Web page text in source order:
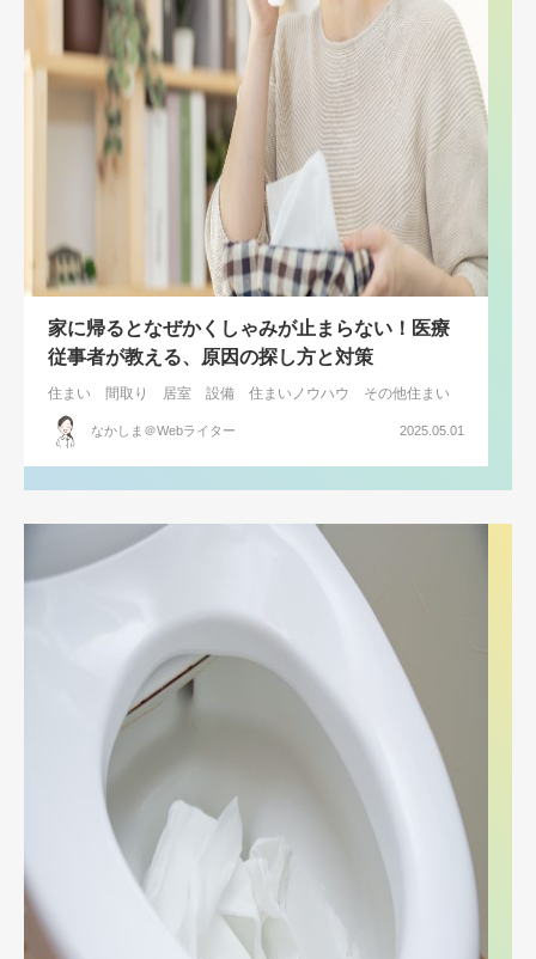
家に帰るとなぜかくしゃみが止まらない！医療
従事者が教える、原因の探し方と対策
住まい 間取り 居室 設備 住まいノウハウ その他住まい
なかしま＠Webライター 2025.05.01